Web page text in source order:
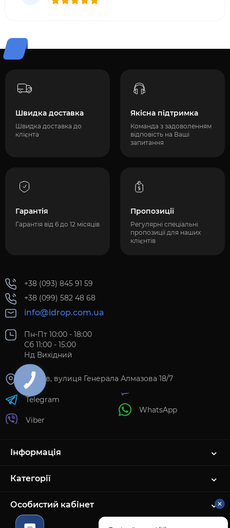
Швидка доставка
Швидка доставка до
клієнта
Якісна підтримка
Команда з задоволенням
відповість на Ваші
запитання
Гарантія
Гарантія від 6 до 12 місяців
Пропозиції
Регулярні спеціальні
пропозиції для наших
клієнтів
+38 (093) 845 91 59
+38 (099) 582 48 68
info@idrop.com.ua
Пн-Пт 10:00 - 18:00
Сб 11:00 - 15:00
Нд Вихідний
м. Київ, вулиця Генерала Алмазова 18/7
Telegram
Viber
WhatsApp
Інформація
Категорії
Особистий кабінет